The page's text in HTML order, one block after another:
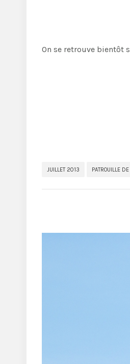
On se retrouve bientôt
JUILLET 2013 PATROUILLE